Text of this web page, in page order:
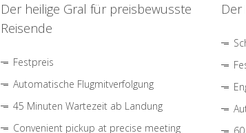
Der heilige Gral für preisbewusste
Reisende
Festpreis
Automatische Flugmitverfolgung
45 Minuten Wartezeit ab Landung
Convenient pickup at precise meeting
Der